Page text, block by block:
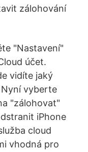
zálohování
"Nastavení"
účet.
vidíte jaký
Nyní vyberte
"zálohovat"
iPhone
cloud
vhodná pro